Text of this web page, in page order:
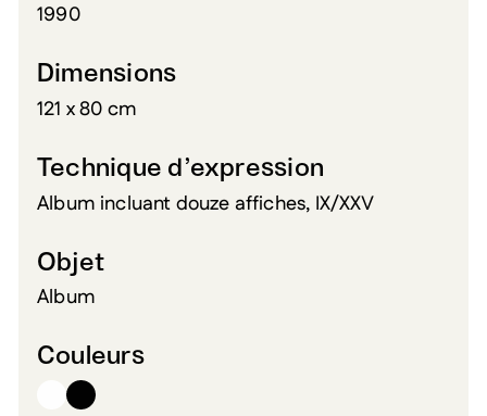
1990
Dimensions
121 x 80 cm
Technique d’expression
Album incluant douze affiches, IX/XXV
Objet
Album
Couleurs